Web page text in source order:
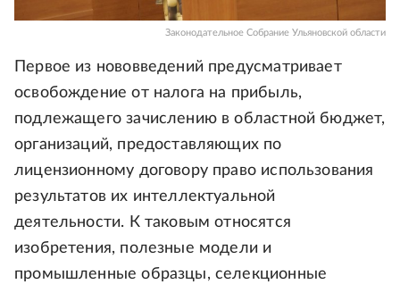
Законодательное Собрание Ульяновской области
Первое из нововведений предусматривает
освобождение от налога на прибыль,
подлежащего зачислению в областной бюджет,
организаций, предоставляющих по
лицензионному договору право использования
результатов их интеллектуальной
деятельности. К таковым относятся
изобретения, полезные модели и
промышленные образцы, селекционные